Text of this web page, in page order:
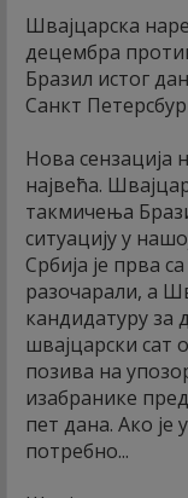
Швајцарска
децембра
Бразил истог
Санкт
Нова сензација
највећа.
такмичења
ситуацију у
Србија је прва
разочарали, а
кандидатуру за
швајцарски сат
позива на
изабранике
пет дана. Ако
потребно...